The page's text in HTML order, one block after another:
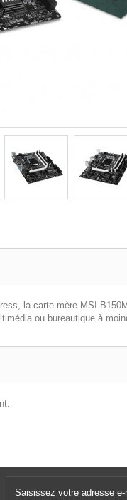
la carte mère MSI
ou bureautique à